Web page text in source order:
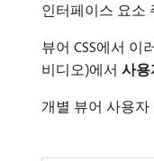
인터페이스 요소
뷰어 CSS에서
비디오)에서 사용
개별 뷰어 사용